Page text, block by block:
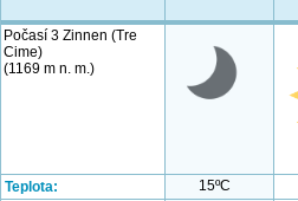
Počasí 3 Zinnen (Tre
Cime)
(1169 m n. m.)
Teplota:
15ºC